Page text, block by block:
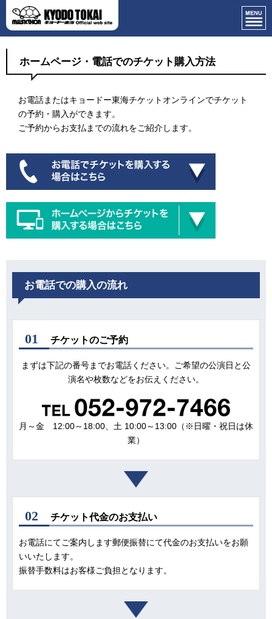
ホームページ・電話でのチケット購入方法
お電話またはキョードー東海チケットオンラインでチケット
の予約・購入ができます。
ご予約からお支払までの流れをご紹介します。
お電話での購入の流れ
01 チケットのご予約
まずは下記の番号までお電話ください。ご希望の公演日と公
演名や枚数などをお伝えください。
月～金 12:00～18:00、土 10:00～13:00（※日曜・祝日は休
業）
02 チケット代金のお支払い
お電話にてご案内します郵便振替にて代金のお支払いをお願
いいたします。
振替手数料はお客様ご負担となります。